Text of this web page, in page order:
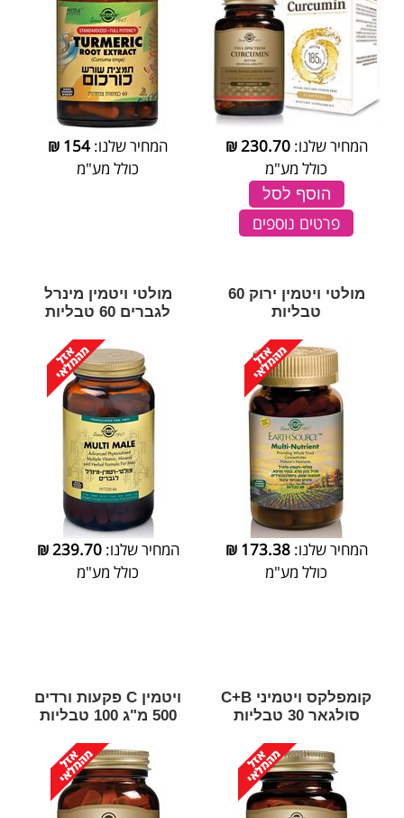
המחיר שלנו:230.70
₪
כולל מע"מ
הוסף לסל
פרטים נוספים
המחיר שלנו: 154
₪
כולל מע"מ
מולטי ויטמין ירוק 60
טבליות
המחיר שלנו:173.38
₪
כולל מע"מ
מולטי ויטמין מינרל
לגברים 60 טבליות
המחיר שלנו:239.70
₪
כולל מע"מ
קומפלקס ויטמיני C+B
סולגאר 30 טבליות
ויטמין C פקעות ורדים
500 מ"ג 100 טבליות